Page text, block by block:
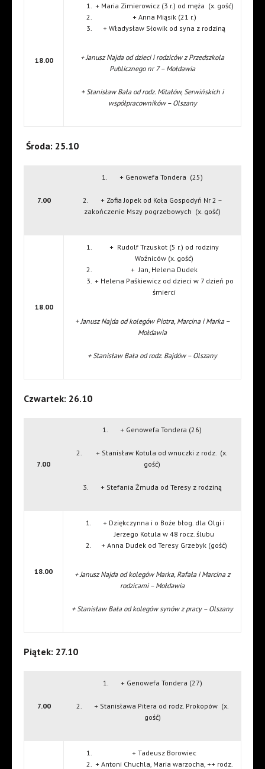
18.00
+ Maria Zimierowicz (3 r.) od męża (x. gość)
+ Anna Miąsik (21 r.)
+ Władysław Słowik od syna z rodziną
+ Janusz Najda od dzieci i rodziców z Przedszkola
Publicznego nr 7 – Mołdawia
+ Stanisław Bała od rodz. Mitałów, Serwińskich i
współpracowników – Olszany
Środa: 25.10
7.00
1. + Genowefa Tondera (25)
2. + Zofia Jopek od Koła Gospodyń Nr 2 –
zakończenie Mszy pogrzebowych (x. gość)
18.00
+ Rudolf Trzuskot (5 r.) od rodziny
Woźniców (x. gość)
+ Jan, Helena Dudek
+ Helena Paśkiewicz od dzieci w 7 dzień po
śmierci
+ Janusz Najda od kolegów Piotra, Marcina i Marka –
Mołdawia
+ Stanisław Bała od rodz. Bajdów – Olszany
Czwartek: 26.10
7.00
1. + Genowefa Tondera (26)
2. + Stanisław Kotula od wnuczki z rodz. (x.
gość)
3. + Stefania Żmuda od Teresy z rodziną
18.00
+ Dziękczynna i o Boże błog. dla Olgi i
Jerzego Kotula w 48 rocz. ślubu
+ Anna Dudek od Teresy Grzebyk (gość)
+ Janusz Najda od kolegów Marka, Rafała i Marcina z
rodzicami – Mołdawia
+ Stanisław Bała od kolegów synów z pracy – Olszany
Piątek: 27.10
7.00
1. + Genowefa Tondera (27)
2. + Stanisława Pitera od rodz. Prokopów (x.
gość)
+ Tadeusz Borowiec
+ Antoni Chuchla, Maria warzocha, ++ rodz.